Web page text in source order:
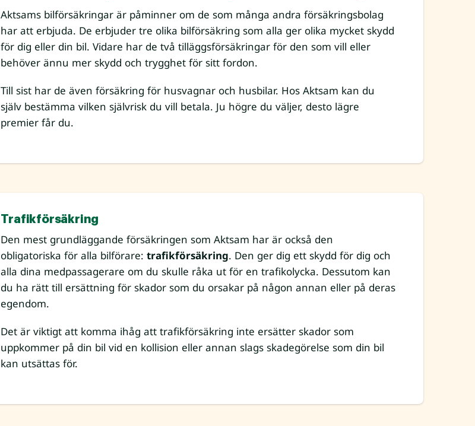
Aktsams bilförsäkringar är påminner om de som många andra försäkringsbolag
har att erbjuda. De erbjuder tre olika bilförsäkring som alla ger olika mycket skydd
för dig eller din bil. Vidare har de två tilläggsförsäkringar för den som vill eller
behöver ännu mer skydd och trygghet för sitt fordon.
Till sist har de även försäkring för husvagnar och husbilar. Hos Aktsam kan du
själv bestämma vilken självrisk du vill betala. Ju högre du väljer, desto lägre
premier får du.
Trafikförsäkring
Den mest grundläggande försäkringen som Aktsam har är också den
obligatoriska för alla bilförare:trafikförsäkring. Den ger dig ett skydd för dig och
alla dina medpassagerare om du skulle råka ut för en trafikolycka. Dessutom kan
du ha rätt till ersättning för skador som du orsakar på någon annan eller på deras
egendom.
Det är viktigt att komma ihåg att trafikförsäkring inte ersätter skador som
uppkommer på din bil vid en kollision eller annan slags skadegörelse som din bil
kan utsättas för.